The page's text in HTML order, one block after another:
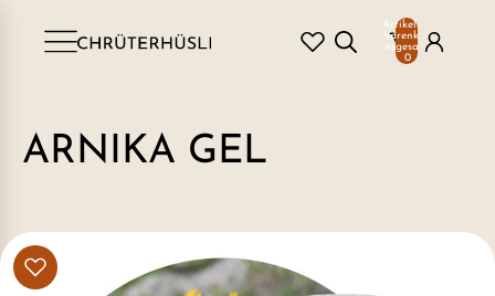
Artikel im
Warenkorb
insgesamt:
0
ARNIKA GEL